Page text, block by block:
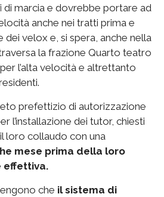
di marcia e dovrebbe portare ad
anche nei tratti prima e
velox e, si spera, anche nella
la frazione Quarto teatro
l’alta velocità e altrettanto
prefettizio di autorizzazione
l’installazione dei tutor, chiesti
loro collaudo con una
mese prima della loro
effettiva.
che il sistema di